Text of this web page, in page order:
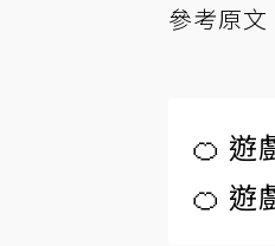
參考原文
🍊 遊
🍊 遊